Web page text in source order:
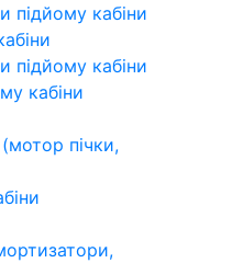
підйому кабіни
підйому кабіни
кабіни
пічки,